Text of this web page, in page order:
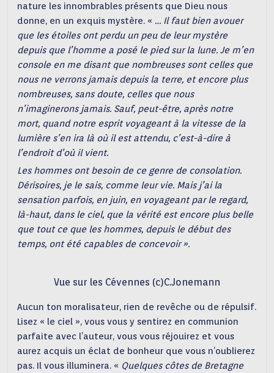
nature les innombrables présents que Dieu nous
donne, en un exquis mystère. « … Il faut bien avouer
que les étoiles ont perdu un peu de leur mystère
depuis que l’homme a posé le pied sur la lune. Je m’en
console en me disant que nombreuses sont celles que
nous ne verrons jamais depuis la terre, et encore plus
nombreuses, sans doute, celles que nous
n’imaginerons jamais. Sauf, peut-être, après notre
mort, quand notre esprit voyageant à la vitesse de la
lumière s’en ira là où il est attendu, c’est-à-dire à
l’endroit d’où il vient.
Les hommes ont besoin de ce genre de consolation.
Dérisoires, je le sais, comme leur vie. Mais j’ai la
sensation parfois, en juin, en voyageant par le regard,
là-haut, dans le ciel, que la vérité est encore plus belle
que tout ce que les hommes, depuis le début des
temps, ont été capables de concevoir ».
Vue sur les Cévennes (c)C.Jonemann
Aucun ton moralisateur, rien de revêche ou de répulsif.
Lisez « le ciel », vous vous y sentirez en communion
parfaite avec l’auteur, vous vous réjouirez et vous
aurez acquis un éclat de bonheur que vous n’oublierez
pas. Il vous illuminera. « Quelques côtes de Bretagne